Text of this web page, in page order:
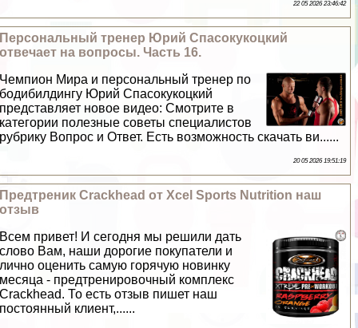
22 05 2026 23:46:42
Персональный тренер Юрий Спасокукоцкий
отвечает на вопросы. Часть 16.
Чемпион Мира и персональный тренер по
бодибилдингу Юрий Спасокукоцкий
представляет новое видео: Смотрите в
категории полезные советы специалистов
рубрику Вопрос и Ответ. Есть возможность скачать ви......
20 05 2026 19:51:19
Предтреник Crackhead от Xcel Sports Nutrition наш
отзыв
Всем привет! И сегодня мы решили дать
слово Вам, наши дорогие покупатели и
лично оценить самую горячую новинку
месяца - предтренировочный комплекс
Crackhead. То есть отзыв пишет наш
постоянный клиент,......